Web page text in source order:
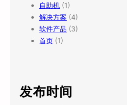
自助机 (1)
解决方案 (4)
软件产品 (3)
首页 (1)
发布时间